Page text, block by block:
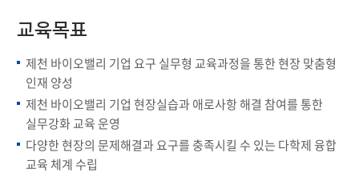
교육목표
제천 바이오밸리 기업 요구 실무형 교육과정을 통한 현장 맞춤형
인재 양성
제천 바이오밸리 기업 현장실습과 애로사항 해결 참여를 통한
실무강화 교육 운영
다양한 현장의 문제해결과 요구를 충족시킬 수 있는 다학제 융합
교육 체계 수립